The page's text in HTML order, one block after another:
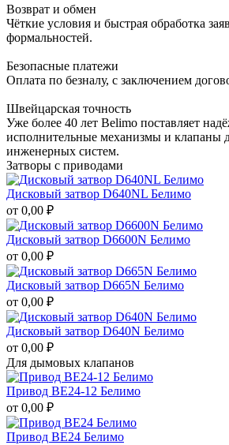
Возврат и обмен​
Чёткие условия и быстрая обработка
формальностей.​
Безопасные платежи​
Оплата по безналу, с заключением
Швейцарская точность
Уже более 40 лет Belimo поставляет
исполнительные механизмы и клапаны
инженерных систем.
Затворы с приводами
Дисковый затвор D640NL Белимо
от 0,00 ₽
Дисковый затвор D6600N Белимо
от 0,00 ₽
Дисковый затвор D665N Белимо
от 0,00 ₽
Дисковый затвор D640N Белимо
от 0,00 ₽
Для дымовых клапанов
Привод BE24-12 Белимо
от 0,00 ₽
Привод BE24 Белимо